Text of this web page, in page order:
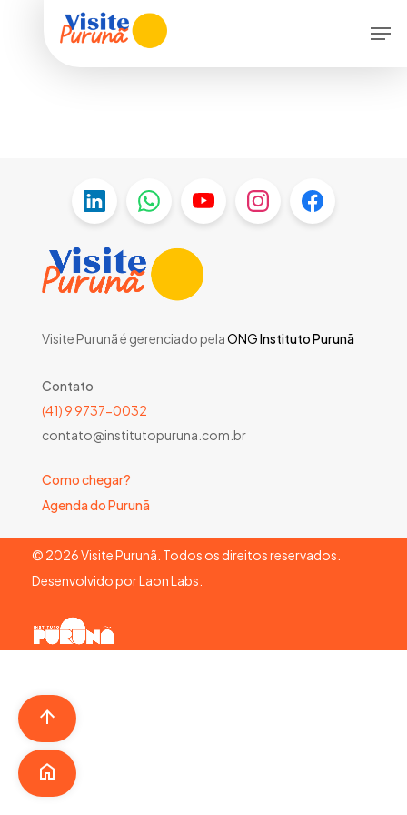
Visite Purunã é gerenciado pelaONGInstituto Purunã
Contato
(41) 9 9737-0032
contato@institutopuruna.com.br
Como chegar?
Agenda do Purunã
© 2026Visite Purunã. Todos os direitos reservados.
Desenvolvido porLaon Labs